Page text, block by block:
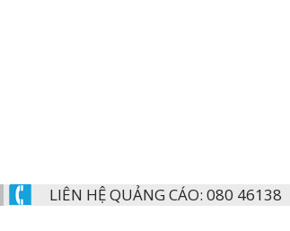
LIÊN HỆ QUẢNG CÁO: 080 46138